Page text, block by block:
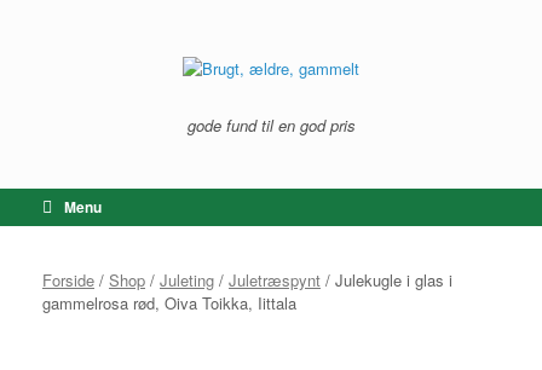
gode fund til en god pris
Menu
Forside / Shop / Juleting / Juletræspynt / Julekugle i glas i
gammelrosa rød, Oiva Toikka, Iittala